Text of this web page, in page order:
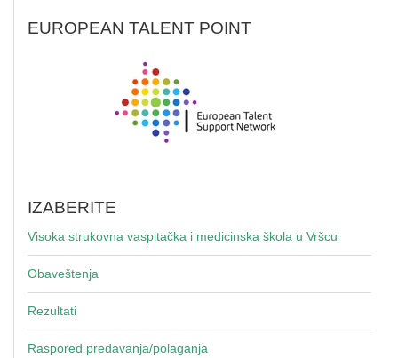
EUROPEAN TALENT POINT
IZABERITE
Visoka strukovna vaspitačka i medicinska škola u Vršcu
Obaveštenja
Rezultati
Raspored predavanja/polaganja